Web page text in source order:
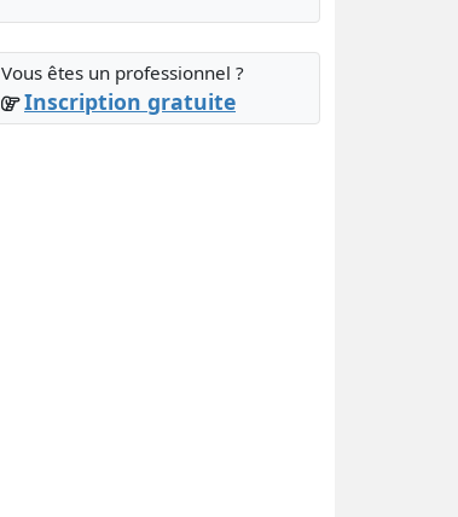
Vous êtes un professionnel ?
Inscription gratuite